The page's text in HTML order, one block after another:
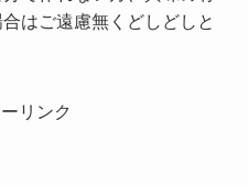
はご遠慮無くどしどしと
リンク